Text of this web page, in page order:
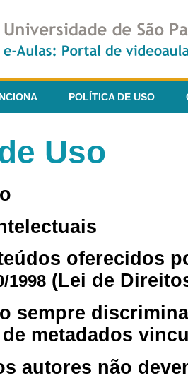
POLÍTICA DE USO
Uso
oferecidos
1998 (Lei de
sempre
metadados
autores não